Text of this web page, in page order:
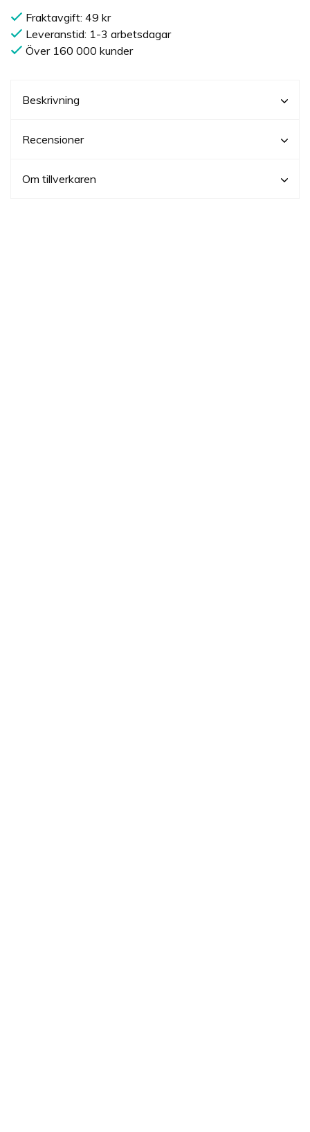
Fraktavgift: 49 kr
Leveranstid: 1-3 arbetsdagar
Över 160 000 kunder
Beskrivning
Recensioner
Om tillverkaren